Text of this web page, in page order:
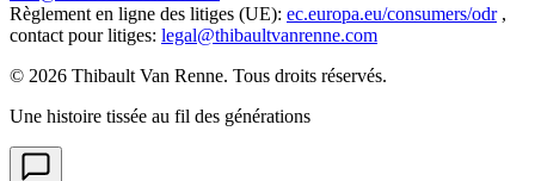
Règlement en ligne des litiges (UE): ec.europa.eu/consumers/odr ,
contact pour litiges: legal@thibaultvanrenne.com
© 2026 Thibault Van Renne. Tous droits réservés.
Une histoire tissée au fil des générations